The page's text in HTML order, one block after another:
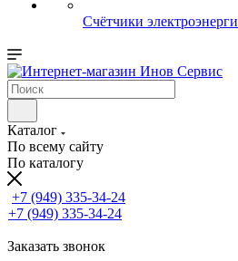
Счётчики
Каталог
По всему сайту
По каталогу
+7 (949) 335-34-24
+7 (949) 335-34-24
Заказать звонок